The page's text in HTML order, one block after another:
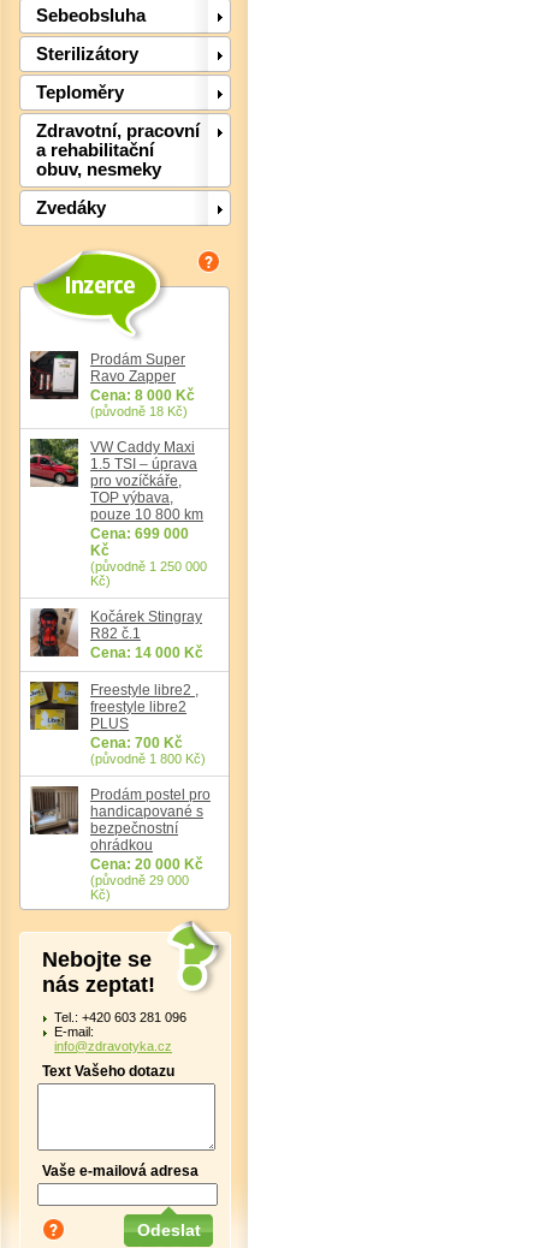
Sebeobsluha
Sterilizátory
Teploměry
Zdravotní, pracovní
a rehabilitační
obuv, nesmeky
Zvedáky
Prodám Super
Ravo Zapper
Cena: 8 000 Kč
(původně 18 Kč)
VW Caddy Maxi
1.5 TSI – úprava
pro vozíčkáře,
TOP výbava,
pouze 10 800 km
Cena: 699 000
Kč
(původně 1 250 000
Kč)
Kočárek Stingray
R82 č.1
Cena: 14 000 Kč
Freestyle libre2 ,
freestyle libre2
PLUS
Cena: 700 Kč
(původně 1 800 Kč)
Prodám postel pro
handicapované s
bezpečnostní
ohrádkou
Cena: 20 000 Kč
(původně 29 000
Kč)
Nebojte se
nás zeptat!
Tel.: +420 603 281 096
E-mail:
info@zdravotyka.cz
Text Vašeho dotazu
Vaše e-mailová adresa